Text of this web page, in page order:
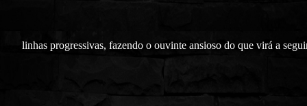
linhas progressivas, fazendo o ouvinte ansioso do que virá a